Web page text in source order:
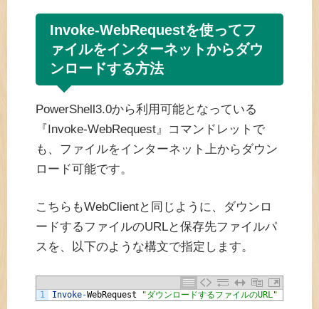
Invoke-WebRequestを使ってフ
ァイルをインターネットからダウ
ンロードする方法
PowerShell3.0から利用可能となっている
『Invoke-WebRequest』コマンドレットで
も、ファイルをインターネット上からダウン
ロード可能です。
こちらもWebClientと同じように、ダウンロ
ードするファイルのURLと保存先ファイルパ
スを、以下のような構文で指定します。
1 Invoke-WebRequest "ダウンロードするファイルのURL"